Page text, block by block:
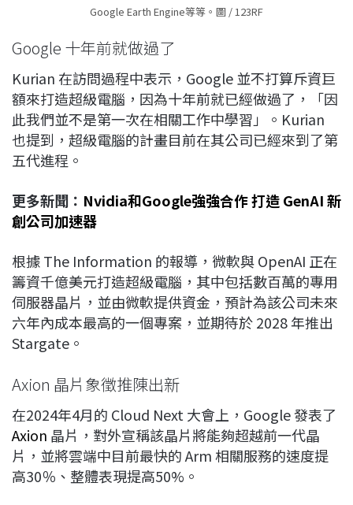
Google Earth Engine等等。圖 / 123RF
Google 十年前就做過了
Kurian 在訪問過程中表示，Google 並不打算斥資巨
額來打造超級電腦，因為十年前就已經做過了，「因
此我們並不是第一次在相關工作中學習」。Kurian
也提到，超級電腦的計畫目前在其公司已經來到了第
五代進程。
更多新聞： Nvidia和Google強強合作 打造 GenAI 新
創公司加速器
根據 The Information 的報導，微軟與 OpenAI 正在
籌資千億美元打造超級電腦，其中包括數百萬的專用
伺服器晶片，並由微軟提供資金，預計為該公司未來
六年內成本最高的一個專案，並期待於 2028 年推出
Stargate。
Axion 晶片象徵推陳出新
在2024年4月的 Cloud Next 大會上，Google 發表了
Axion 晶片，對外宣稱該晶片將能夠超越前一代晶
片，並將雲端中目前最快的 Arm 相關服務的速度提
高30％、整體表現提高50%。